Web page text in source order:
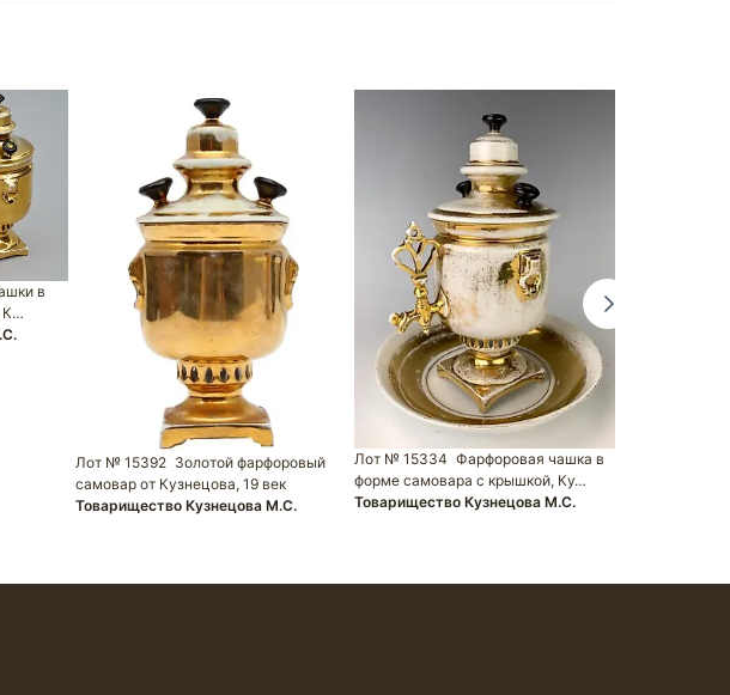
в
К…
Лот № 15392 Золотой фарфоровый
самовар от Кузнецова, 19 век
Товарищество Кузнецова М.С.
Лот № 15334 Фарфоровая чашка в
форме самовара с крышкой, Ку…
Товарищество Кузнецова М.С.